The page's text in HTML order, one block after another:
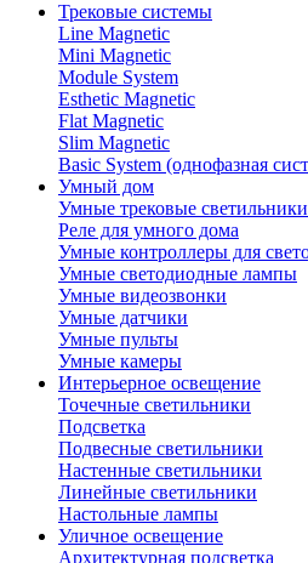
Трековые системы
Line Magnetic
Mini Magnetic
Module System
Esthetic Magnetic
Flat Magnetic
Slim Magnetic
Basic System (однофазная
Умный дом
Умные трековые
Реле для умного дома
Умные контроллеры для
Умные светодиодные лампы
Умные видеозвонки
Умные датчики
Умные пульты
Умные камеры
Интерьерное освещение
Точечные светильники
Подсветка
Подвесные светильники
Настенные светильники
Линейные светильники
Настольные лампы
Уличное освещение
Архитектурная подсветка